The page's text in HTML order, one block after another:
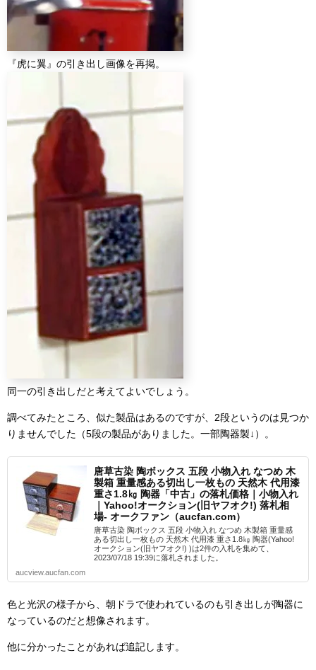
『虎に翼』の引き出し画像を再掲。
同一の引き出しだと考えてよいでしょう。
調べてみたところ、似た製品はあるのですが、2段というのは見つか
りませんでした（5段の製品がありました。一部陶器製↓）。
唐草古染 陶ボックス 五段 小物入れ なつめ 木
製箱 重量感ある切出し一枚もの 天然木 代用漆
重さ1.8㎏ 陶器「中古」の落札価格｜小物入れ
｜Yahoo!オークション(旧ヤフオク!) 落札相
場- オークファン（aucfan.com）
唐草古染 陶ボックス 五段 小物入れ なつめ 木製箱 重量感
ある切出し一枚もの 天然木 代用漆 重さ1.8㎏ 陶器(Yahoo!
オークション(旧ヤフオク!) )は2件の入札を集めて、
2023/07/18 19:39に落札されました。
aucview.aucfan.com
色と光沢の様子から、朝ドラで使われているのも引き出しが陶器に
なっているのだと想像されます。
他に分かったことがあれば追記します。